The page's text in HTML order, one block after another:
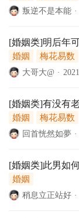
叛逆不是本能 ·
[婚姻类]明后年
婚姻 梅花易数
大哥大@ ·
[婚姻类]有没有
婚姻 梅花易数
回首恍然如夢 ·
[婚姻类]此男如
婚姻
稍息立正站好 ·